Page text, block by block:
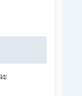
ะ